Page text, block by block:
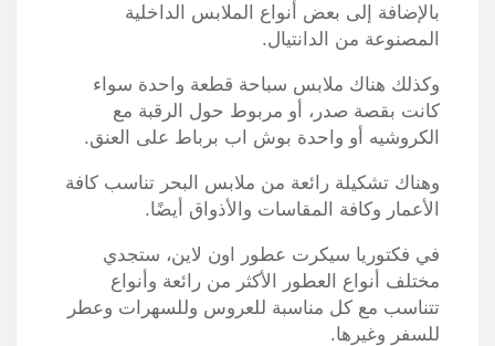
بالإضافة إلى بعض أنواع الملابس الداخلية
المصنوعة من الدانتيال.
وكذلك هناك ملابس سباحة قطعة واحدة سواء
كانت بقصة صدر، أو مربوط حول الرقبة مع
الكروشيه أو واحدة بوش اب برباط على العنق.
وهناك تشكيلة رائعة من ملابس البحر تناسب كافة
الأعمار وكافة المقاسات والأذواق أيضًا.
في فكتوريا سيكرت عطور اون لاين، ستجدي
مختلف أنواع العطور الأكثر من رائعة وأنواع
تتناسب مع كل مناسبة للعروس وللسهرات وعطر
للسفر وغيرها.